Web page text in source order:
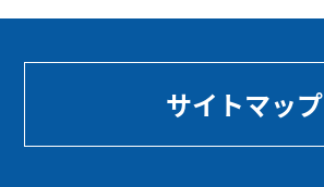
サイトマップ